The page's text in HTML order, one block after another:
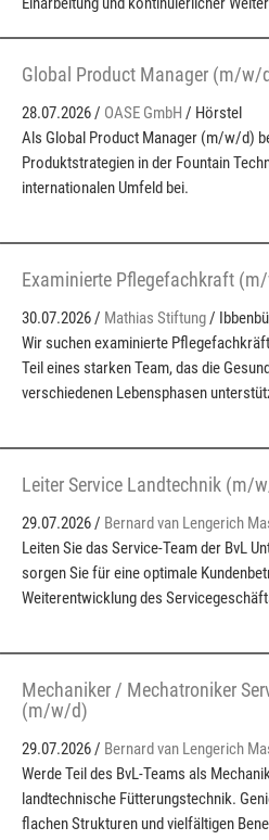
Global Product Manager (m/w/
28.07.2026 / OASE GmbH / Hörstel
Als Global Product Manager (m/w/d)
Produktstrategien in der Fountain
internationalen Umfeld bei.
Examinierte Pflegefachkraft
30.07.2026 / Mathias Stiftung/
Wir suchen examinierte
Teil eines starken Team, das die
verschiedenen Lebensphasen
Leiter Service Landtechnik (m/
29.07.2026 / Bernard van Lengerich
Leiten Sie das Service-Team der BvL
sorgen Sie für eine optimale
Weiterentwicklung des
Mechaniker / Mechatroniker
(m/w/d)
29.07.2026 / Bernard van Lengerich
Werde Teil des BvL-Teams als
landtechnische Fütterungstechnik.
flachen Strukturen und vielfältigen